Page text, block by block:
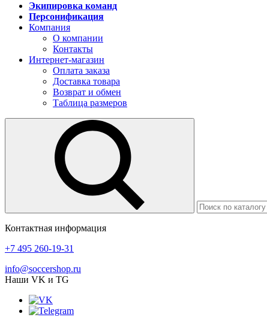
Экипировка команд
Персонификация
Компания
О компании
Контакты
Интернет-магазин
Оплата заказа
Доставка товара
Возврат и обмен
Таблица размеров
Контактная информация
+7 495 260-19-31
info@soccershop.ru
Наши VK и TG